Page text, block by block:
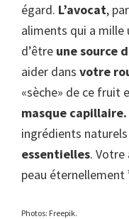
égard. L’avocat,
aliments qui a mille
d’être une source
aider dans votre
«sèche» de ce fruit
masque capillaire.
ingrédients
essentielles. Votre
peau éternellement
Photos: Freepik.